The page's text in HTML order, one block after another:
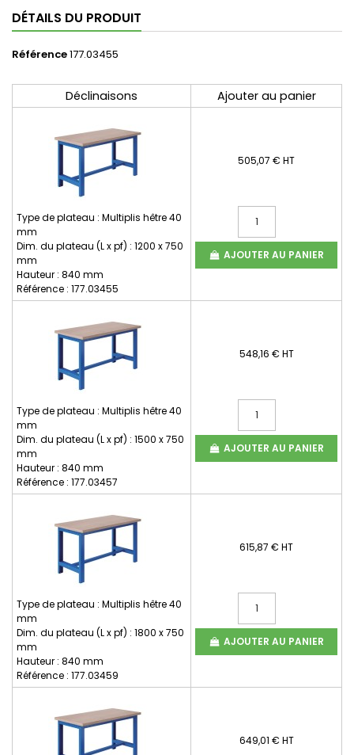
DÉTAILS DU PRODUIT
Référence177.03455
Déclinaisons Ajouter au panier
Type de plateau : Multiplis hêtre 40
mm
Dim. du plateau (L x pf) : 1200 x 750
mm
Hauteur : 840 mm
Référence : 177.03455
505,07 € HT
AJOUTER AU PANIER
Type de plateau : Multiplis hêtre 40
mm
Dim. du plateau (L x pf) : 1500 x 750
mm
Hauteur : 840 mm
Référence : 177.03457
548,16 € HT
AJOUTER AU PANIER
Type de plateau : Multiplis hêtre 40
mm
Dim. du plateau (L x pf) : 1800 x 750
mm
Hauteur : 840 mm
Référence : 177.03459
615,87 € HT
AJOUTER AU PANIER
649,01 € HT